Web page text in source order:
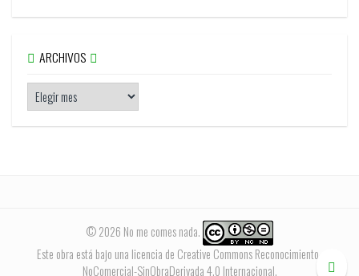
ARCHIVOS
© 2026 No me comes nada.
Este obra está bajo una licencia de Creative Commons Reconocimiento-
NoComercial-SinObraDerivada 4.0 Internacional.